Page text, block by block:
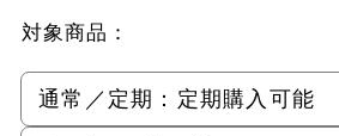
対象商品：
通常／定期： 定期購入可能